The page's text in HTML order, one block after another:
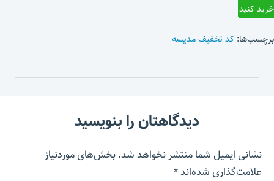
خرید کنید
برچسب‌ها: کد تخفیف مدیسه
دیدگاهتان را بنویسید
نشانی ایمیل شما منتشر نخواهد شد.بخش‌های موردنیاز
علامت‌گذاری شده‌اند*